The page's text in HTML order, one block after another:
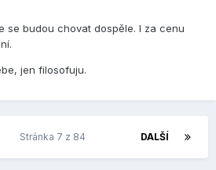
se budou chovat dospěle. I za cenu
jen filosofuju.
DALŠÍ
Stránka 7 z 84